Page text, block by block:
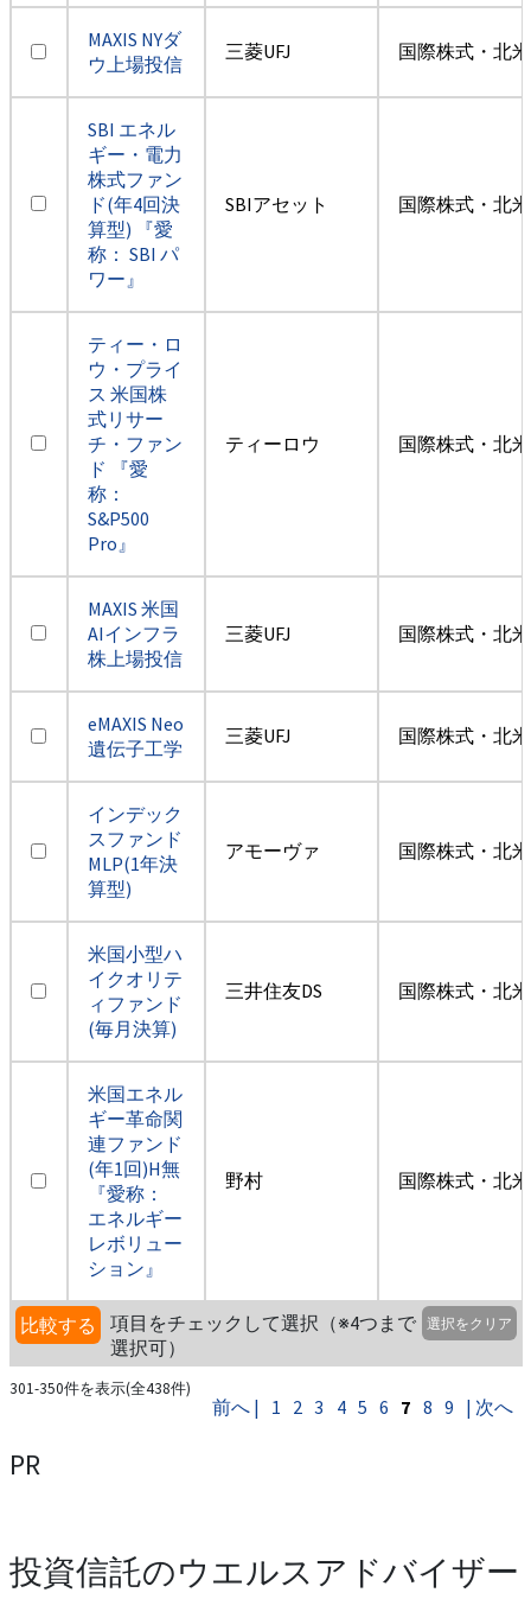
MAXIS NYダ
ウ上場投信
三菱UFJ 国際株式・北
SBI エネル
ギー・電力
株式ファン
ド(年4回決
算型) 『愛
称： SBI パ
ワー』
SBIアセット 国際株式・北
ティー・ロ
ウ・プライ
ス 米国株
式リサー
チ・ファン
ド 『愛
称：
S&P500
Pro』
ティーロウ 国際株式・北
MAXIS 米国
AIインフラ
株上場投信
三菱UFJ 国際株式・北
eMAXIS Neo
遺伝子工学
三菱UFJ 国際株式・北
インデック
スファンド
MLP(1年決
算型)
アモーヴァ 国際株式・北
米国小型ハ
イクオリテ
ィファンド
(毎月決算)
三井住友DS 国際株式・北
米国エネル
ギー革命関
連ファンド
(年1回)H無
『愛称：
エネルギー
レボリュー
ション』
野村 国際株式・北
比較する
項目をチェックして選択（※4つまで
選択可）
選択をクリア
301-350件を表示(全438件)
前へ | 1 2 3 4 5 6 7 8 9 | 次へ
PR
投資信託のウエルスアドバイザー